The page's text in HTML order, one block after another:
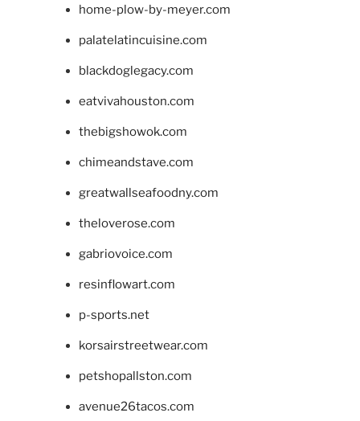
home-plow-by-meyer.com
palatelatincuisine.com
blackdoglegacy.com
eatvivahouston.com
thebigshowok.com
chimeandstave.com
greatwallseafoodny.com
theloverose.com
gabriovoice.com
resinflowart.com
p-sports.net
korsairstreetwear.com
petshopallston.com
avenue26tacos.com